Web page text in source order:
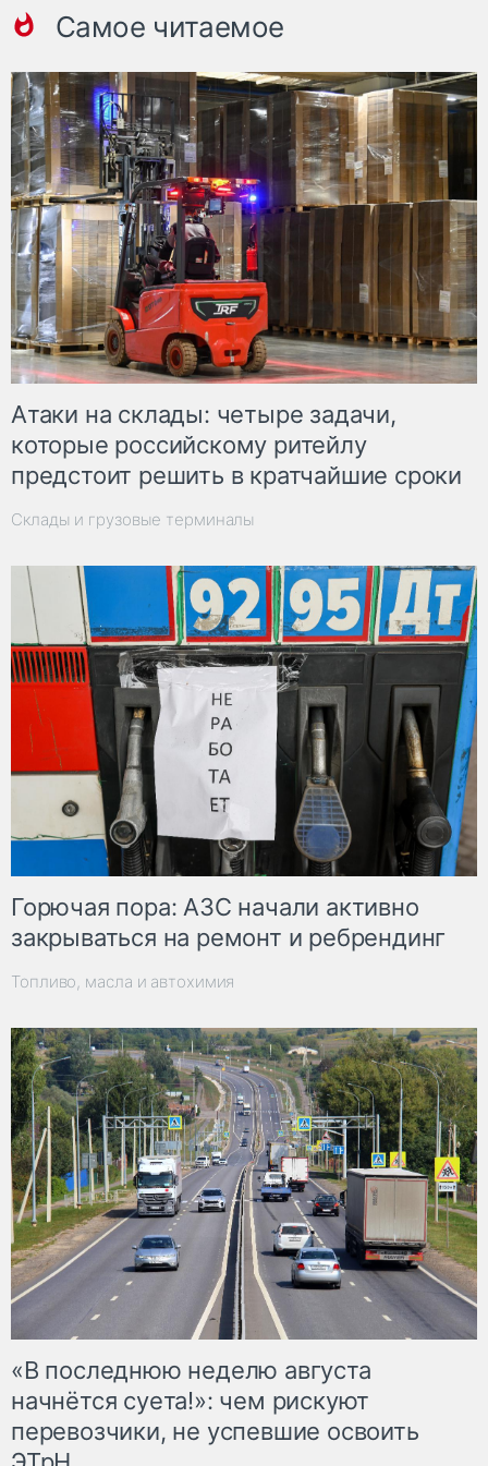
Самое читаемое
Атаки на склады: четыре задачи,
которые российскому ритейлу
предстоит решить в кратчайшие сроки
Склады и грузовые терминалы
Горючая пора: АЗС начали активно
закрываться на ремонт и ребрендинг
Топливо, масла и автохимия
«В последнюю неделю августа
начнётся суета!»: чем рискуют
перевозчики, не успевшие освоить